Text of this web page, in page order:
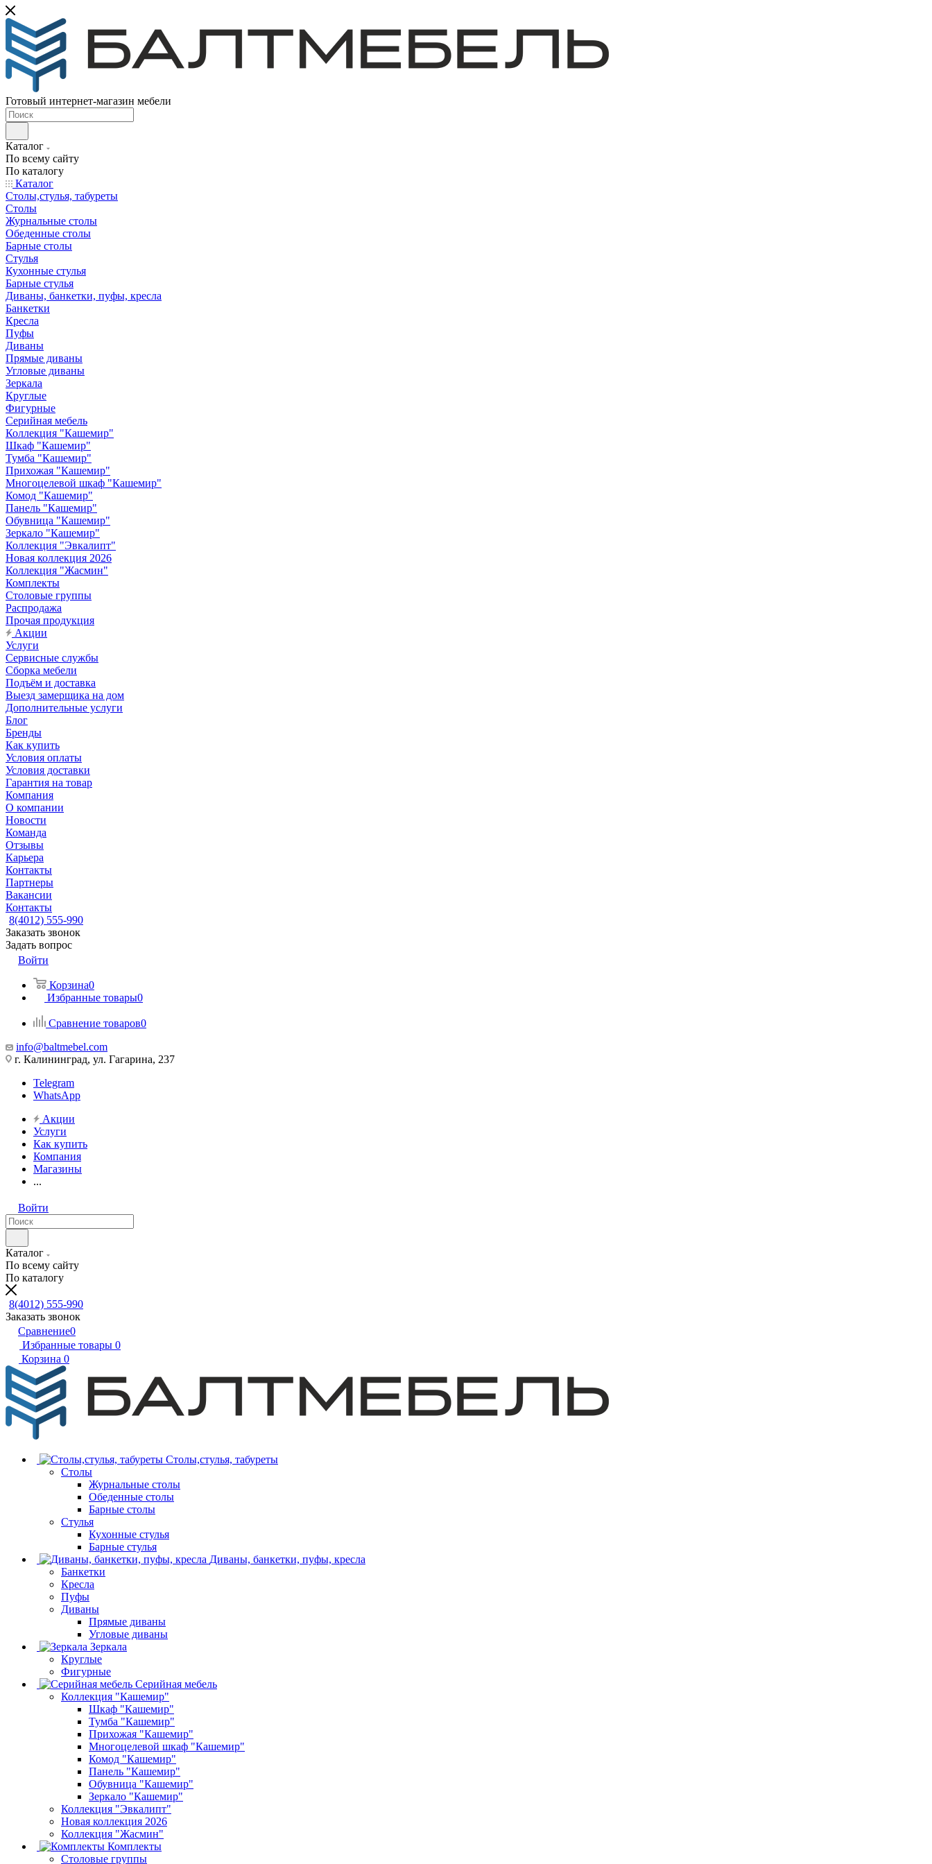
Готовый интернет-магазин мебели
Каталог
По всему сайту
По каталогу
Каталог
Столы,стулья, табуреты
Столы
Журнальные столы
Обеденные столы
Барные столы
Стулья
Кухонные стулья
Барные стулья
Диваны, банкетки, пуфы, кресла
Банкетки
Кресла
Пуфы
Диваны
Прямые диваны
Угловые диваны
Зеркала
Круглые
Фигурные
Серийная мебель
Коллекция "Кашемир"
Шкаф "Кашемир"
Тумба "Кашемир"
Прихожая "Кашемир"
Многоцелевой шкаф "Кашемир"
Комод "Кашемир"
Панель "Кашемир"
Обувница "Кашемир"
Зеркало "Кашемир"
Коллекция "Эвкалипт"
Новая коллекция 2026
Коллекция "Жасмин"
Комплекты
Столовые группы
Распродажа
Прочая продукция
Акции
Услуги
Сервисные службы
Сборка мебели
Подъём и доставка
Выезд замерщика на дом
Дополнительные услуги
Блог
Бренды
Как купить
Условия оплаты
Условия доставки
Гарантия на товар
Компания
О компании
Новости
Команда
Отзывы
Карьера
Контакты
Партнеры
Вакансии
Контакты
8(4012) 555-990
Заказать звонок
Задать вопрос
Войти
Корзина0
Избранные товары0
Сравнение товаров0
info@baltmebel.com
г. Калининград, ул. Гагарина, 237
Telegram
WhatsApp
Акции
Услуги
Как купить
Компания
Магазины
...
Войти
Каталог
По всему сайту
По каталогу
8(4012) 555-990
Заказать звонок
Сравнение0
Избранные товары 0
Корзина 0
Столы,стулья, табуреты
Столы
Журнальные столы
Обеденные столы
Барные столы
Стулья
Кухонные стулья
Барные стулья
Диваны, банкетки, пуфы, кресла
Банкетки
Кресла
Пуфы
Диваны
Прямые диваны
Угловые диваны
Зеркала
Круглые
Фигурные
Серийная мебель
Коллекция "Кашемир"
Шкаф "Кашемир"
Тумба "Кашемир"
Прихожая "Кашемир"
Многоцелевой шкаф "Кашемир"
Комод "Кашемир"
Панель "Кашемир"
Обувница "Кашемир"
Зеркало "Кашемир"
Коллекция "Эвкалипт"
Новая коллекция 2026
Коллекция "Жасмин"
Комплекты
Столовые группы